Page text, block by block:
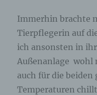
Immerhin brachte
Tierpflegerin auf
ich ansonsten in
Außenanlage wohl
auch für die beiden
Temperaturen
zuzurechnen ist, nutzt.
Durch eine
für die Verarbeitung
die vom Internet-
betroffenen Person
Datum sowie die
gespeichert. Die